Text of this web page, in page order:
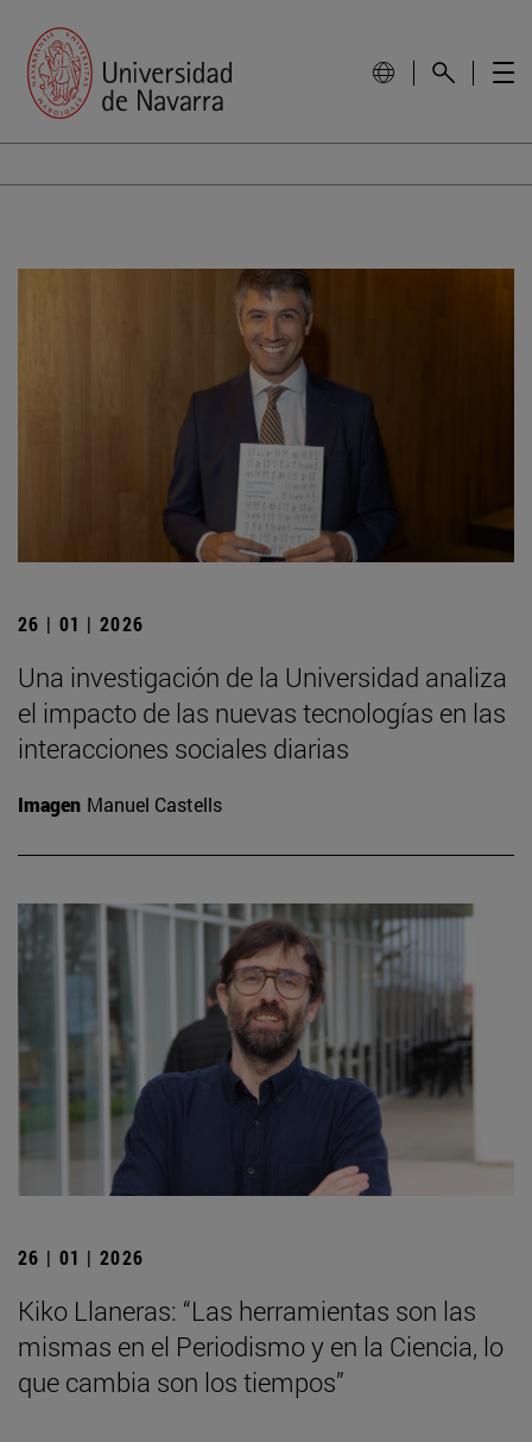
26 | 01 | 2026
Una investigación de la Universidad analiza
el impacto de las nuevas tecnologías en las
interacciones sociales diarias
Imagen Manuel Castells
26 | 01 | 2026
Kiko Llaneras: “Las herramientas son las
mismas en el Periodismo y en la Ciencia, lo
que cambia son los tiempos”